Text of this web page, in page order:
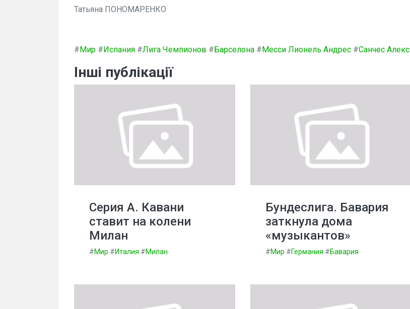
Татьяна ПОНОМАРЕНКО
#Мир #Испания #Лига Чемпионов #Барселона #Месси Лионель Андрес #Санчес Алекс
Інші публікації
Серия А. Кавани
ставит на колени
Милан
#Мир #Италия #Милан
Бундеслига. Бавария
заткнула дома
«музыкантов»
#Мир #Германия #Бавария